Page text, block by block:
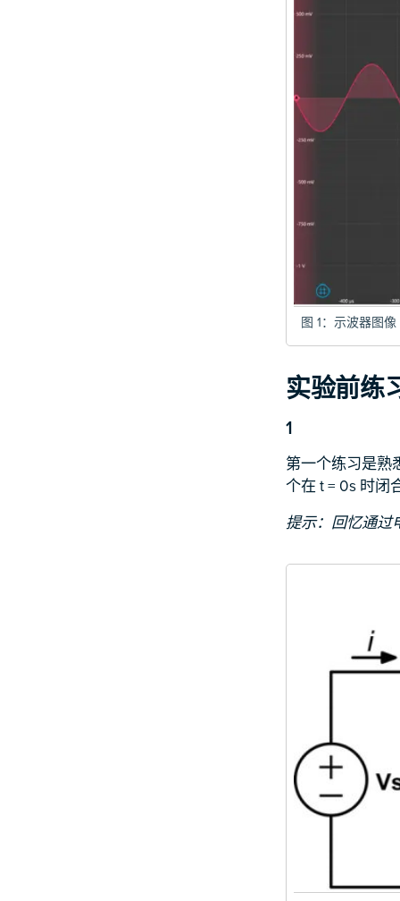
图 1：示波器图像
实验前练
1
第一个练习是熟
个在 t = 0s 时闭
提示：回忆通过